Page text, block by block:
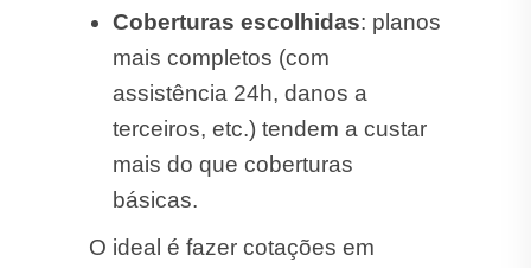
Coberturas escolhidas: planos
mais completos (com
assistência 24h, danos a
terceiros, etc.) tendem a custar
mais do que coberturas
básicas.
O ideal é fazer cotações em